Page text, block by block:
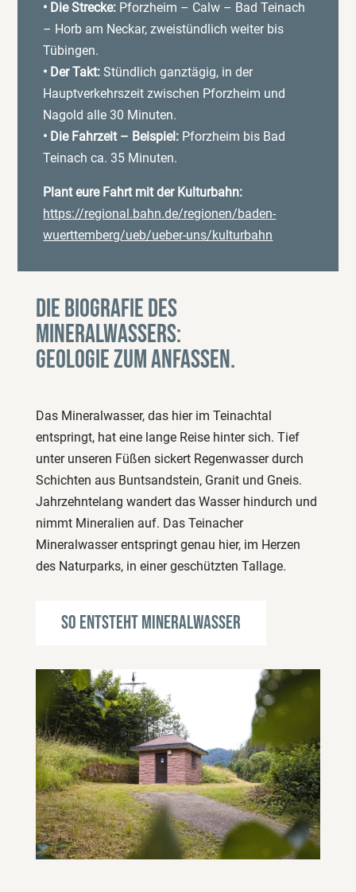
• Die Strecke: Pforzheim – Calw – Bad Teinach
– Horb am Neckar, zweistündlich weiter bis
Tübingen.
• Der Takt: Stündlich ganztägig, in der
Hauptverkehrszeit zwischen Pforzheim und
Nagold alle 30 Minuten.
• Die Fahrzeit – Beispiel: Pforzheim bis Bad
Teinach ca. 35 Minuten.
Plant eure Fahrt mit der Kulturbahn:
https://regional.bahn.de/regionen/baden-
wuerttemberg/ueb/ueber-uns/kulturbahn
Die Biografie des
Mineralwassers:
Geologie zum Anfassen.​
Das Mineralwasser, das hier im Teinachtal
entspringt, hat eine lange Reise hinter sich. Tief
unter unseren Füßen sickert Regenwasser durch
Schichten aus Buntsandstein, Granit und Gneis.
Jahrzehntelang wandert das Wasser hindurch und
nimmt Mineralien auf. Das Teinacher
Mineralwasser entspringt genau hier, im Herzen
des Naturparks, in einer geschützten Tallage.
So entsteht Mineralwasser